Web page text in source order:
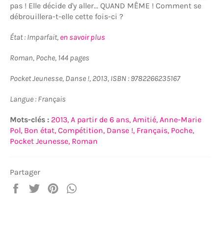
pas ! Elle décide d'y aller... QUAND MÊME ! Comment se
débrouillera-t-elle cette fois-ci ?
État : Imparfait, en savoir plus
Roman, Poche, 144 pages
Pocket Jeunesse, Danse !, 2013, ISBN : 9782266235167
Langue : Français
Mots-clés : 2013, A partir de 6 ans, Amitié, Anne-Marie
Pol, Bon état, Compétition, Danse !, Français, Poche,
Pocket Jeunesse, Roman
Partager
PartagerTweeterÉpingler